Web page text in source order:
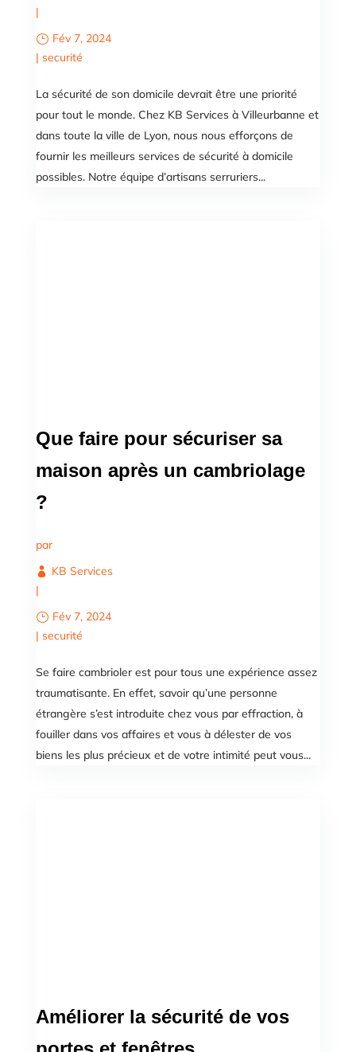
|
Fév 7, 2024
| securité
La sécurité de son domicile devrait être une priorité
pour tout le monde. Chez KB Services à Villeurbanne et
dans toute la ville de Lyon, nous nous efforçons de
fournir les meilleurs services de sécurité à domicile
possibles. Notre équipe d’artisans serruriers...
Que faire pour sécuriser sa
maison après un cambriolage
?
par
KB Services
|
Fév 7, 2024
| securité
Se faire cambrioler est pour tous une expérience assez
traumatisante. En effet, savoir qu’une personne
étrangère s’est introduite chez vous par effraction, à
fouiller dans vos affaires et vous à délester de vos
biens les plus précieux et de votre intimité peut vous...
Améliorer la sécurité de vos